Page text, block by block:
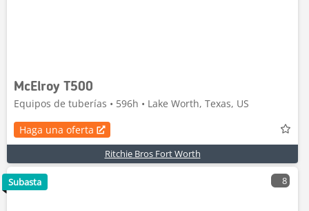
McElroy T500
Equipos de tuberías • 596h • Lake Worth, Texas, US
Haga una oferta
Ritchie Bros Fort Worth
8
Subasta